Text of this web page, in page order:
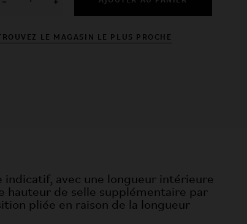
LE MAGASIN LE PLUS PROCHE
avec une longueur intérieure
hauteur de selle supplémentaire par
pliée en raison de la longueur